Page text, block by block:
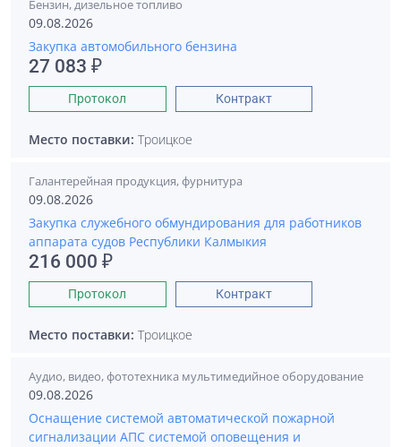
Бензин, дизельное топливо
09.08.2026
Закупка автомобильного бензина
27 083 ₽
Протокол Контракт
Место поставки: Троицкое
Галантерейная продукция, фурнитура
09.08.2026
Закупка служебного обмундирования для работников
аппарата судов Республики Калмыкия
216 000 ₽
Протокол Контракт
Место поставки: Троицкое
Аудио, видео, фототехника мультимедийное оборудование
09.08.2026
Оснащение системой автоматической пожарной
сигнализации АПС системой оповещения и